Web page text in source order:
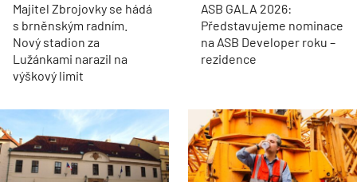
Majitel Zbrojovky se hádá
s brněnským radním.
Nový stadion za
Lužánkami narazil na
výškový limit
ASB GALA 2026:
Představujeme nominace
na ASB Developer roku –
rezidence